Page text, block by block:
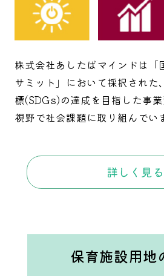
株式会社あしたばマインドは「
サミット」において採択された
標(SDGs)の達成を目指した事
視野で社会課題に取り組んでい
詳しく見る
保育施設用地